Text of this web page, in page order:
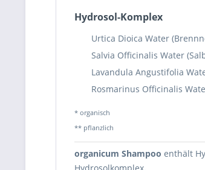
Hydrosol-Komplex
Urtica Dioica Water
Salvia Officinalis Water
Lavandula Angustifolia
Rosmarinus Officinalis
* organisch
** pflanzlich
organicum Shampoo enthält